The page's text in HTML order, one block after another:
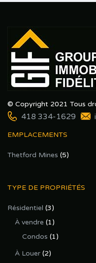
© Copyright 2021 Tous
418 334-1629
EMPLACEMENTS
Thetford Mines (5)
TYPE DE PROPRIÉTÉS
Résidentiel (3)
À vendre (1)
Condos (1)
À Louer (2)